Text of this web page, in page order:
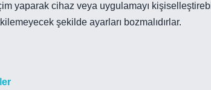
yaparak cihaz veya uygulamayı
şekilde ayarları bozmalıdırlar.